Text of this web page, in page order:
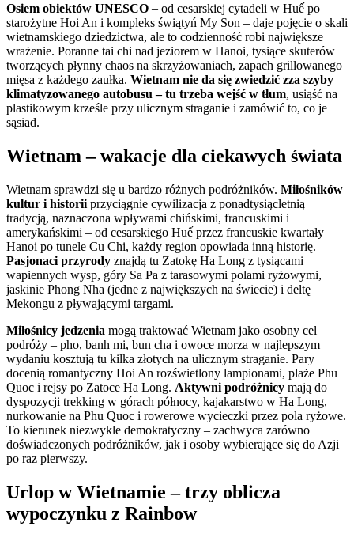
Osiem obiektów UNESCO – od cesarskiej cytadeli w Huế po
starożytne Hoi An i kompleks świątyń My Son – daje pojęcie o skali
wietnamskiego dziedzictwa, ale to codzienność robi największe
wrażenie. Poranne tai chi nad jeziorem w Hanoi, tysiące skuterów
tworzących płynny chaos na skrzyżowaniach, zapach grillowanego
mięsa z każdego zaułka. Wietnam nie da się zwiedzić zza szyby
klimatyzowanego autobusu – tu trzeba wejść w tłum, usiąść na
plastikowym krześle przy ulicznym straganie i zamówić to, co je
sąsiad.
Wietnam – wakacje dla ciekawych świata
Wietnam sprawdzi się u bardzo różnych podróżników. Miłośników
kultur i historii przyciągnie cywilizacja z ponadtysiącletnią
tradycją, naznaczona wpływami chińskimi, francuskimi i
amerykańskimi – od cesarskiego Huế przez francuskie kwartały
Hanoi po tunele Cu Chi, każdy region opowiada inną historię.
Pasjonaci przyrody znajdą tu Zatokę Ha Long z tysiącami
wapiennych wysp, góry Sa Pa z tarasowymi polami ryżowymi,
jaskinie Phong Nha (jedne z największych na świecie) i deltę
Mekongu z pływającymi targami.
Miłośnicy jedzenia mogą traktować Wietnam jako osobny cel
podróży – pho, banh mi, bun cha i owoce morza w najlepszym
wydaniu kosztują tu kilka złotych na ulicznym straganie. Pary
docenią romantyczny Hoi An rozświetlony lampionami, plaże Phu
Quoc i rejsy po Zatoce Ha Long. Aktywni podróżnicy mają do
dyspozycji trekking w górach północy, kajakarstwo w Ha Long,
nurkowanie na Phu Quoc i rowerowe wycieczki przez pola ryżowe.
To kierunek niezwykle demokratyczny – zachwyca zarówno
doświadczonych podróżników, jak i osoby wybierające się do Azji
po raz pierwszy.
Urlop w Wietnamie – trzy oblicza
wypoczynku z Rainbow